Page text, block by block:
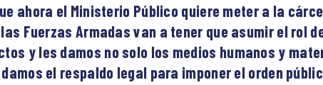
ahora el Ministerio Público quiere meter a la
Fuerzas Armadas van a tener que asumir el rol
y les damos no solo los medios humanos y
el respaldo legal para imponer el orden